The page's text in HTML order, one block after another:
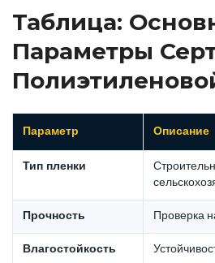
Таблица:
Параметры
Параметр
Описание
Тип пленки
Прочность
Проверка
Влагостойкость